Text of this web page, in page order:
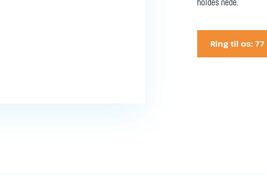
Ring til os: